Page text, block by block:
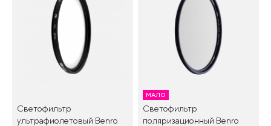
Светофильтр
ультрафиолетовый Benro
МАЛО
Светофильтр
поляризационный Benro